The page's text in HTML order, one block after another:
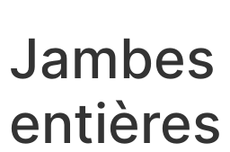
Jambes
entières